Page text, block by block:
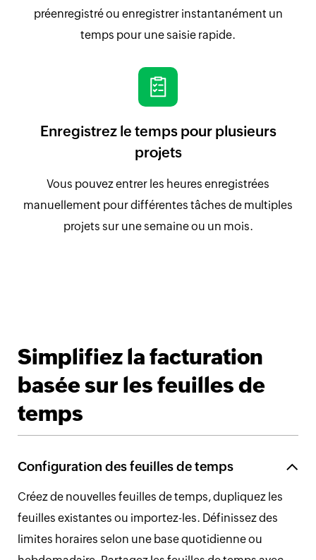
préenregistré ou enregistrer instantanément un
temps pour une saisie rapide.
Enregistrez le temps pour plusieurs
projets
Vous pouvez entrer les heures enregistrées
manuellement pour différentes tâches de multiples
projets sur une semaine ou un mois.
Simplifiez la facturation
basée sur les feuilles de
temps
Configuration des feuilles de temps
Créez de nouvelles feuilles de temps, dupliquez les
feuilles existantes ou importez-les. Définissez des
limites horaires selon une base quotidienne ou